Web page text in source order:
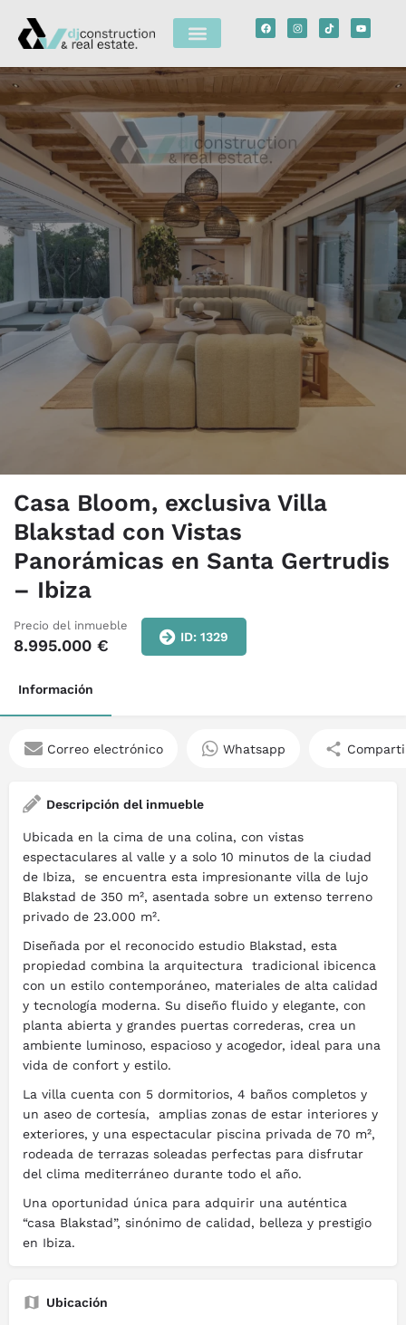
Casa Bloom, exclusiva Villa
Blakstad con Vistas
Panorámicas en Santa Gertrudis
– Ibiza
Precio del inmueble
8.995.000 € ID: 1329
Información
Correo electrónico Whatsapp
Descripción del inmueble
Ubicada en la cima de una colina, con vistas
espectaculares al valle y a solo 10 minutos de la ciudad
de Ibiza, se encuentra esta impresionante villa de lujo
Blakstad de 350 m², asentada sobre un extenso terreno
privado de 23.000 m².
Diseñada por el reconocido estudio Blakstad, esta
propiedad combina la arquitectura tradicional ibicenca
con un estilo contemporáneo, materiales de alta calidad
y tecnología moderna. Su diseño fluido y elegante, con
planta abierta y grandes puertas correderas, crea un
ambiente luminoso, espacioso y acogedor, ideal para una
vida de confort y estilo.
La villa cuenta con 5 dormitorios, 4 baños completos y
un aseo de cortesía, amplias zonas de estar interiores y
exteriores, y una espectacular piscina privada de 70 m²,
rodeada de terrazas soleadas perfectas para disfrutar
del clima mediterráneo durante todo el año.
Una oportunidad única para adquirir una auténtica
“casa Blakstad”, sinónimo de calidad, belleza y prestigio
en Ibiza.
Ubicación